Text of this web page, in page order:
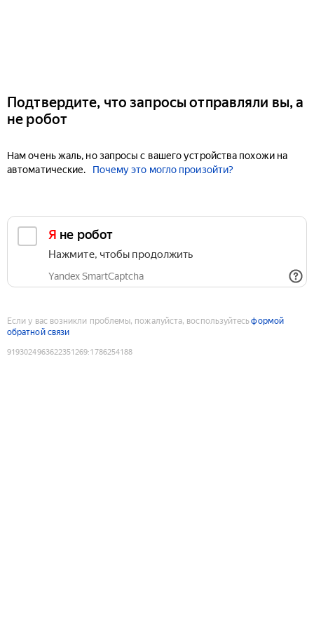
Подтвердите, что запросы отправляли вы, а
не робот
Нам очень жаль, но запросы с вашего устройства похожи на
автоматические.
Почему это могло произойти?
Я не робот
Нажмите, чтобы продолжить
Yandex SmartCaptcha
Если у вас возникли проблемы, пожалуйста, воспользуйтесьформой
обратной связи
9193024963622351269:1786254188